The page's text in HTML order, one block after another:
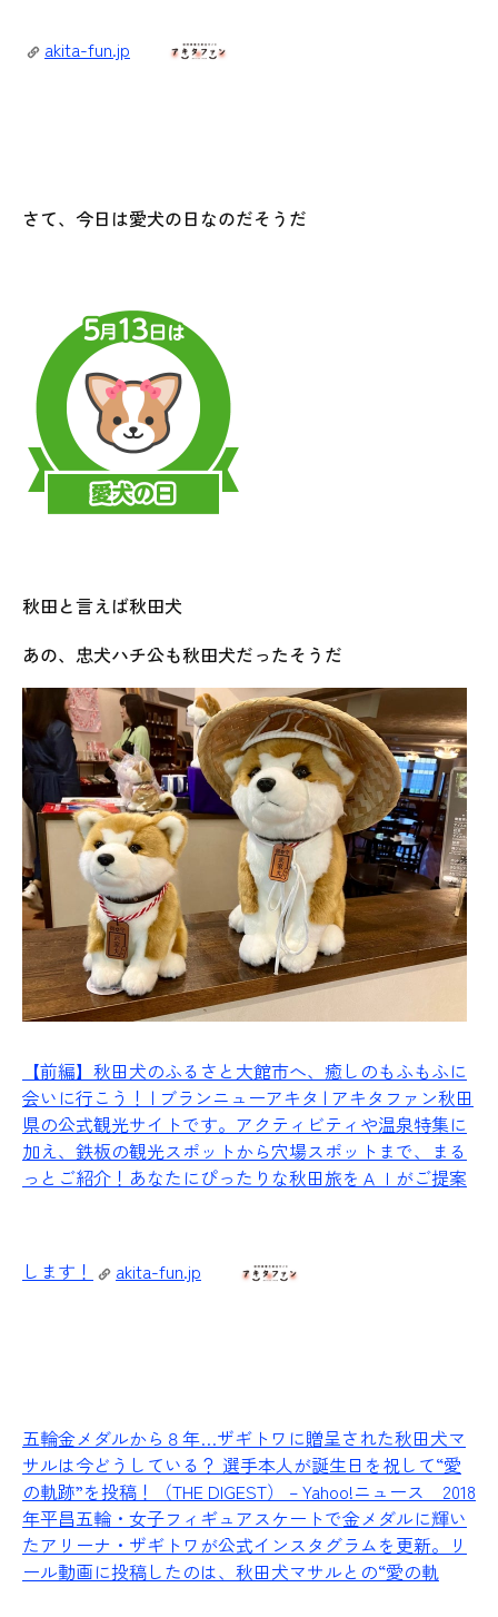
akita-fun.jp
さて、今日は愛犬の日なのだそうだ
秋田と言えば秋田犬
あの、忠犬ハチ公も秋田犬だったそうだ
【前編】秋田犬のふるさと大館市へ、癒しのもふもふに
会いに行こう！ | ブランニューアキタ | アキタファン秋田
県の公式観光サイトです。アクティビティや温泉特集に
加え、鉄板の観光スポットから穴場スポットまで、まる
っとご紹介！あなたにぴったりな秋田旅をＡＩがご提案
します！ akita-fun.jp
五輪金メダルから８年…ザギトワに贈呈された秋田犬マ
サルは今どうしている？ 選手本人が誕生日を祝して“愛
の軌跡”を投稿！（THE DIGEST） – Yahoo!ニュース 2018
年平昌五輪・女子フィギュアスケートで金メダルに輝い
たアリーナ・ザギトワが公式インスタグラムを更新。リ
ール動画に投稿したのは、秋田犬マサルとの“愛の軌